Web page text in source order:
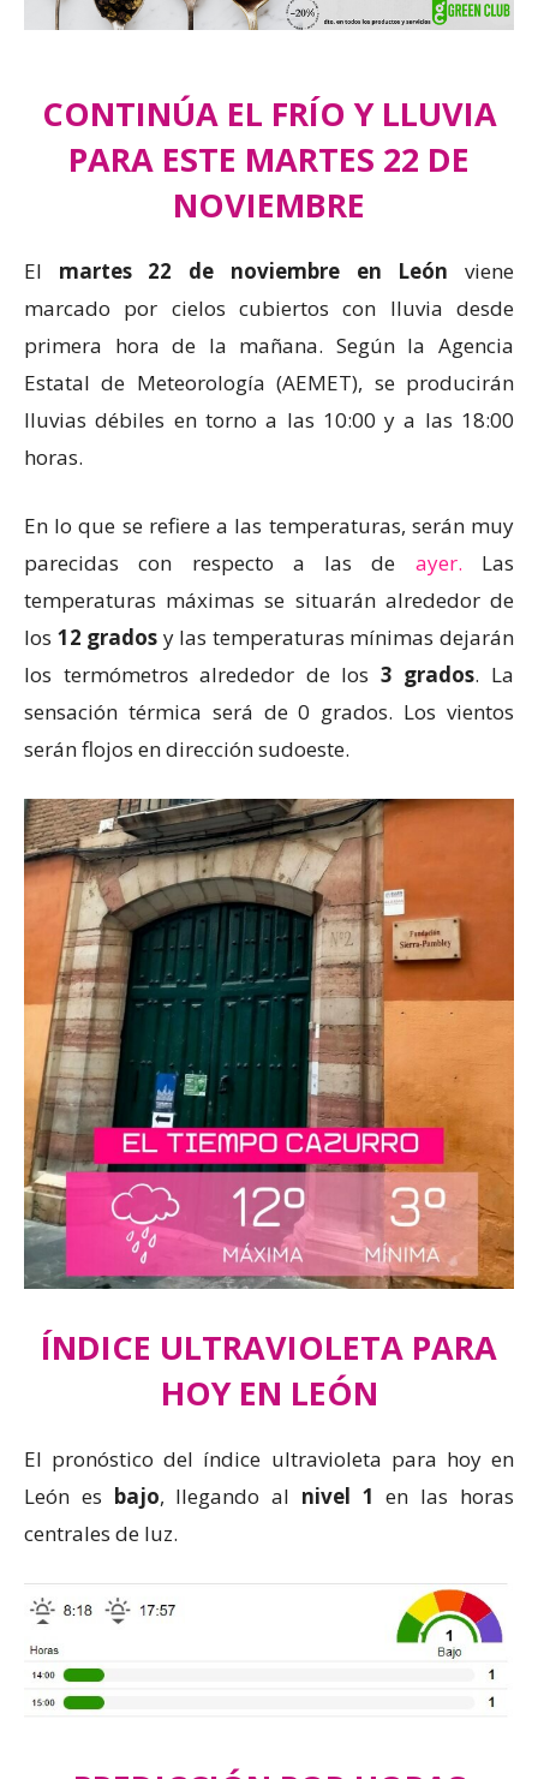
CONTINÚA EL FRÍO Y LLUVIA
PARA ESTE MARTES 22 DE
NOVIEMBRE
El martes 22 de noviembre en León viene
marcado por cielos cubiertos con lluvia desde
primera hora de la mañana. Según la Agencia
Estatal de Meteorología (AEMET), se producirán
lluvias débiles en torno a las 10:00 y a las 18:00
horas.
En lo que se refiere a las temperaturas, serán muy
parecidas con respecto a las de ayer. Las
temperaturas máximas se situarán alrededor de
los 12 grados y las temperaturas mínimas dejarán
los termómetros alrededor de los 3 grados. La
sensación térmica será de 0 grados. Los vientos
serán flojos en dirección sudoeste.
ÍNDICE ULTRAVIOLETA PARA
HOY EN LEÓN
El pronóstico del índice ultravioleta para hoy en
León es bajo, llegando al nivel 1 en las horas
centrales de luz.